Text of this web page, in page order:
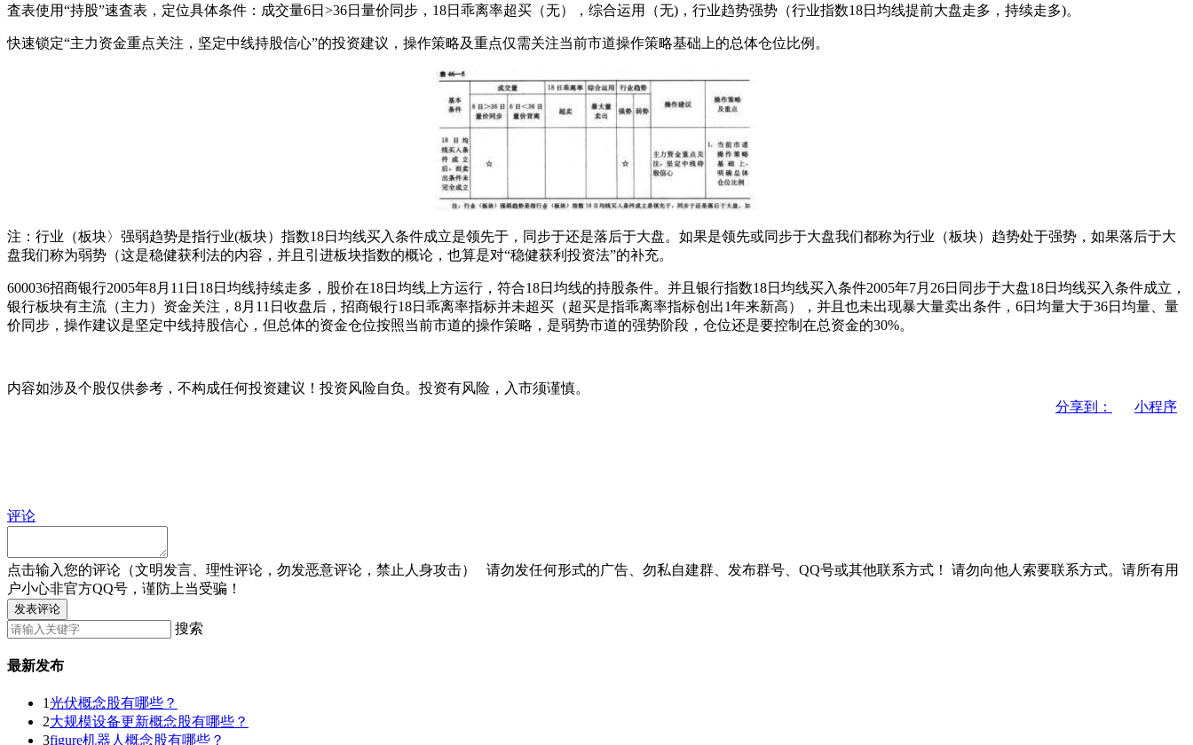
査表使用“持股”速査表，定位具体条件：成交量6日>36日量价同步，18日乖离率超买（无），综合运用（无)，行业趋势强势（行业指数18日均线提前大盘走多，持续走多)。
快速锁定“主力资金重点关注，坚定中线持股信心”的投资建议，操作策略及重点仅需关注当前市道操作策略基础上的总体仓位比例。
注：行业（板块〉强弱趋势是指行业(板块）指数18日均线买入条件成立是领先于，同步于还是落后于大盘。如果是领先或同步于大盘我们都称为行业（板块）趋势处于强势，如果落后于大
盘我们称为弱势（这是稳健获利法的内容，并且引进板块指数的概论，也算是对“稳健获利投资法”的补充。
600036招商银行2005年8月11日18日均线持续走多，股价在18日均线上方运行，符合18日均线的持股条件。并且银行指数18日均线买入条件2005年7月26日同步于大盘18日均线买入条件成立，
银行板块有主流（主力）资金关注，8月11日收盘后，招商银行18日乖离率指标并未超买（超买是指乖离率指标创出1年来新高），并且也未出现暴大量卖出条件，6日均量大于36日均量、量
价同步，操作建议是坚定中线持股信心，但总体的资金仓位按照当前市道的操作策略，是弱势市道的强势阶段，仓位还是要控制在总资金的30%。
内容如涉及个股仅供参考，不构成任何投资建议！投资风险自负。投资有风险，入市须谨慎。
分享到：
小程序
评论
点击输入您的评论（文明发言、理性评论，勿发恶意评论，禁止人身攻击） 请勿发任何形式的广告、勿私自建群、发布群号、QQ号或其他联系方式！
请勿向他人索要联系方式。请所有用
户小心非官方QQ号，谨防上当受骗！
发表评论
搜索
最新发布
1光伏概念股有哪些？
2大规模设备更新概念股有哪些？
3figure机器人概念股有哪些？